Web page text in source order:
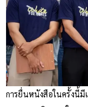
การยื่นหนังสือในครั้งนี้มี